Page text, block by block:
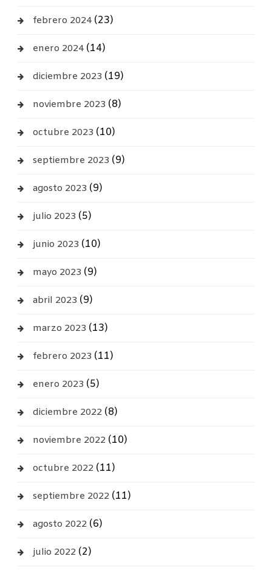
febrero 2024(23)
enero 2024(14)
diciembre 2023 (19)
noviembre 2023 (8)
octubre 2023 (10)
septiembre 2023 (9)
agosto 2023 (9)
julio 2023 (5)
junio 2023 (10)
mayo 2023 (9)
abril 2023 (9)
marzo 2023 (13)
febrero 2023 (11)
enero 2023 (5)
diciembre 2022 (8)
noviembre 2022 (10)
octubre 2022 (11)
septiembre 2022 (11)
agosto 2022 (6)
julio 2022 (2)